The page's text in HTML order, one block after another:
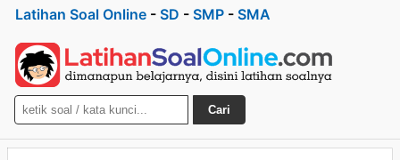
Latihan Soal Online - SD - SMP - SMA
Cari